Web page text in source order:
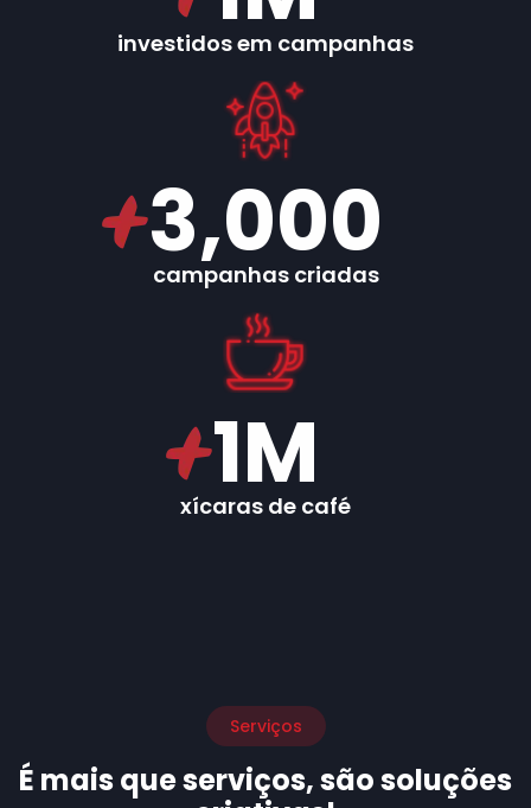
investidos em campanhas
3,000
campanhas criadas
1M
xícaras de café
Serviços
É mais que serviços, são soluções